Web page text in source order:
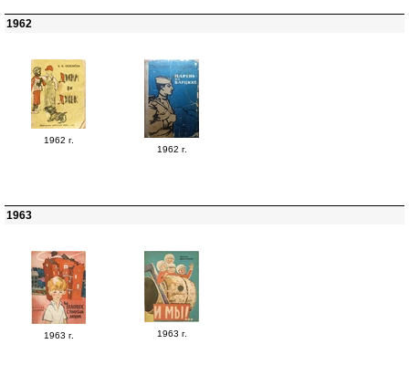
1962
1962 г.
1962 г.
1963
1963 г. 1963 г.